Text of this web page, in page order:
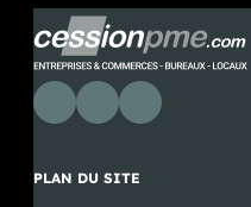
PLAN DU SITE